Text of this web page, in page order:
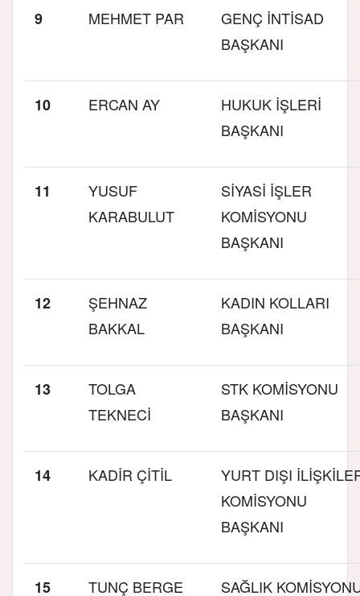
9 MEHMET PAR
GENÇ İNTİSAD
BAŞKANI
10 ERCAN AY
HUKUK İŞLERİ
BAŞKANI
11
YUSUF
KARABULUT
SİYASİ İŞLER
KOMİSYONU
BAŞKANI
12
ŞEHNAZ
BAKKAL
KADIN KOLLARI
BAŞKANI
13
TOLGA
TEKNECİ
STK KOMİSYONU
BAŞKANI
14 KADİR ÇİTİL
YURT DIŞI
KOMİSYONU
BAŞKANI
15 TUNÇ BERGE
SAĞLIK